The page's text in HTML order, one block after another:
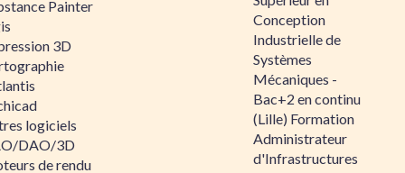
Painter
3D
logiciels
DAO/3D
de rendu
Conception
Industrielle de
Systèmes
Mécaniques -
Bac+2 en continu
(Lille) Formation
Administrateur
d'Infrastructures